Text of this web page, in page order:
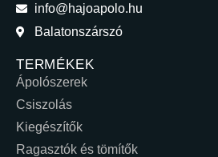
info@hajoapolo.hu
Balatonszárszó
TERMÉKEK
Ápolószerek
Csiszolás
Kiegészítők
Ragasztók és tömítők